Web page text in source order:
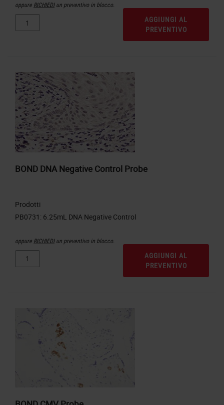
oppure RICHIEDIun preventivo in blocco.
AGGIUNGI AL
PREVENTIVO
BOND DNA Negative Control Probe
Prodotti
oppure RICHIEDIun preventivo in blocco.
AGGIUNGI AL
PREVENTIVO